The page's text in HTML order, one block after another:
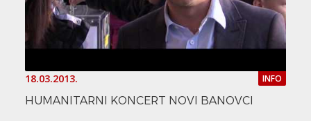
18.03.2013. INFO
HUMANITARNI KONCERT NOVI BANOVCI